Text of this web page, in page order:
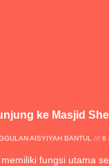
ke Masjid
AISYIYAH BANTUL 6
fungsi utama